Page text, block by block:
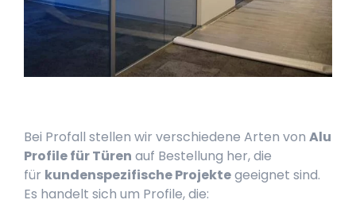
Bei Profall stellen wir verschiedene Arten von Alu
Profile für Türen auf Bestellung her, die
für kundenspezifische Projektegeeignet sind.
Es handelt sich um Profile, die: